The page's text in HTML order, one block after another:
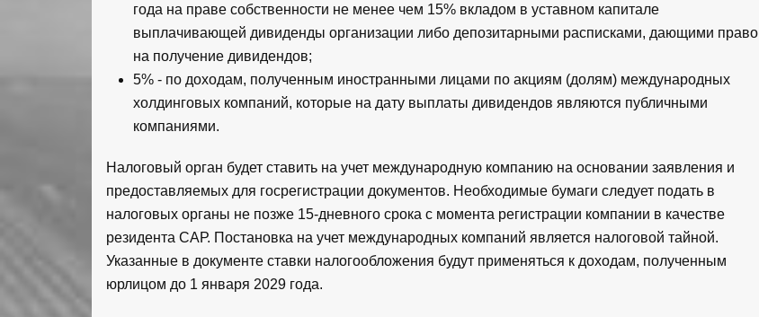
года на праве собственности не менее чем 15% вкладом в уставном капитале
выплачивающей дивиденды организации либо депозитарными расписками, дающими право
на получение дивидендов;
5% - по доходам, полученным иностранными лицами по акциям (долям) международных
холдинговых компаний, которые на дату выплаты дивидендов являются публичными
компаниями.
Налоговый орган будет ставить на учет международную компанию на основании заявления и
предоставляемых для госрегистрации документов. Необходимые бумаги следует подать в
налоговых органы не позже 15-дневного срока с момента регистрации компании в качестве
резидента САР. Постановка на учет международных компаний является налоговой тайной.
Указанные в документе ставки налогообложения будут применяться к доходам, полученным
юрлицом до 1 января 2029 года.